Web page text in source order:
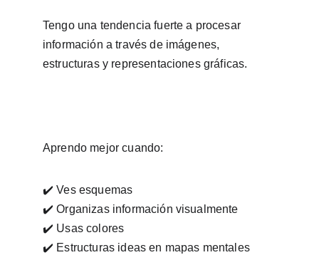
Tengo una tendencia fuerte a procesar
información a través de imágenes,
estructuras y representaciones gráficas.
Aprendo mejor cuando:
✔️ Ves esquemas
✔️ Organizas información visualmente
✔️ Usas colores
✔️ Estructuras ideas en mapas mentales